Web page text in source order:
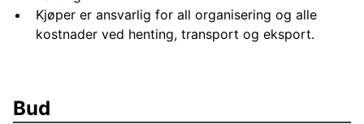
Kjøper er ansvarlig for all organisering og alle
kostnader ved henting, transport og eksport.
Bud